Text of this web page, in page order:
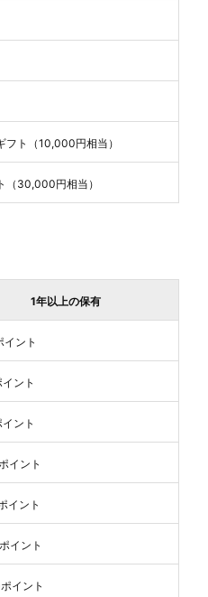
ト（10,000円相当）
（30,000円相当）
1年以上の保有
ント
ント
ント
イント
イント
イント
イント